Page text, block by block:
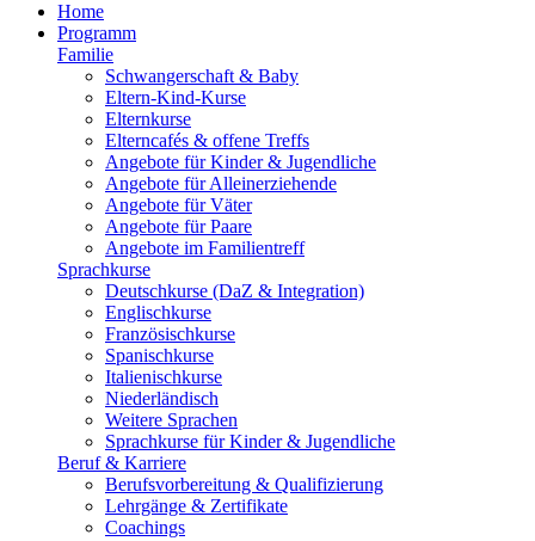
Home
Programm
Familie
Schwangerschaft & Baby
Eltern-Kind-Kurse
Elternkurse
Elterncafés & offene Treffs
Angebote für Kinder & Jugendliche
Angebote für Alleinerziehende
Angebote für Väter
Angebote für Paare
Angebote im Familientreff
Sprachkurse
Deutschkurse (DaZ & Integration)
Englischkurse
Französischkurse
Spanischkurse
Italienischkurse
Niederländisch
Weitere Sprachen
Sprachkurse für Kinder & Jugendliche
Beruf & Karriere
Berufsvorbereitung & Qualifizierung
Lehrgänge & Zertifikate
Coachings